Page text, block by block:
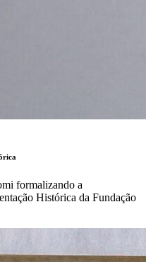
formalizando a
Histórica da Fundação